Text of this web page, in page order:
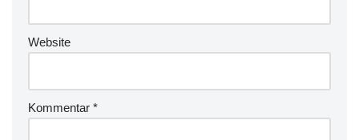
Website
Kommentar *